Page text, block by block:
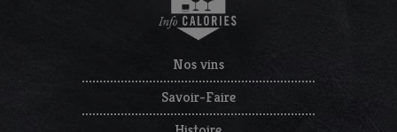
Nos vins
Savoir-Faire